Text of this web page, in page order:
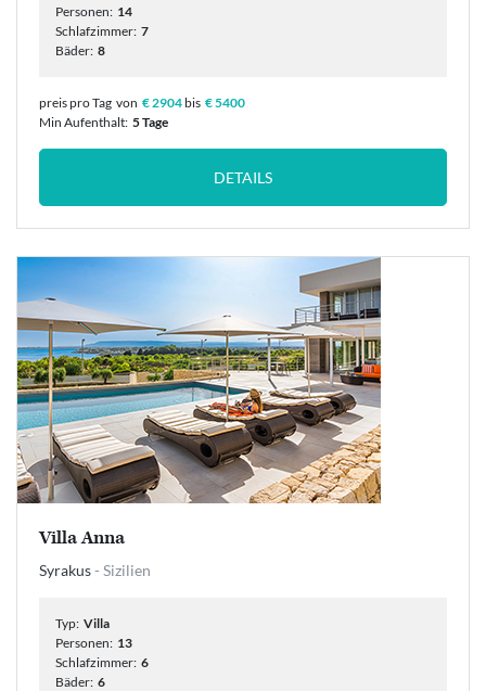
Personen: 14
Schlafzimmer: 7
Bäder: 8
preis pro Tag von € 2904 bis € 5400
Min Aufenthalt: 5 Tage
DETAILS
Villa Anna
Syrakus- Sizilien
Typ: Villa
Personen: 13
Schlafzimmer: 6
Bäder: 6